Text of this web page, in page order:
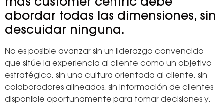
más customer centric debe
abordar todas las dimensiones, sin
descuidar ninguna.
No es posible avanzar sin un liderazgo convencido
que sitúe la experiencia al cliente como un objetivo
estratégico, sin una cultura orientada al cliente, sin
colaboradores alineados, sin información de clientes
disponible oportunamente para tomar decisiones y,